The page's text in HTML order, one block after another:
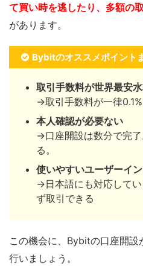
て買い時を逃したり、多額の
があります。
Bybitのオススメポイント
取引手数料が世界最安
→取引手数料が一律0.1%
本人確認が必要ない
→口座開設は数分で完
る。
使いやすいユーザーイ
→日本語にも対応して
ず取引できる
この機会に、Bybitの口座開設
行いましょう。